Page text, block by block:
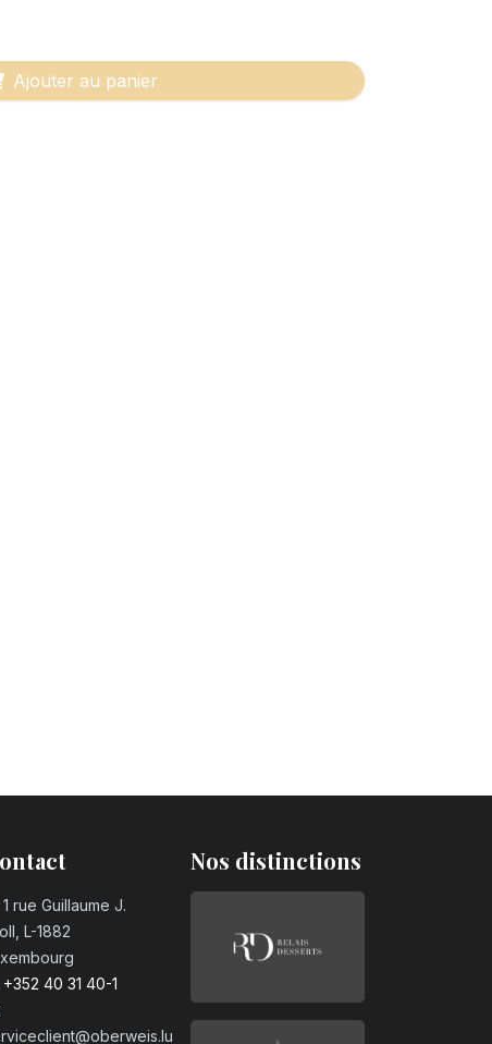
Ajouter au panier
1 rue Guillaume J.
L-1882
+352 40 31 40-1
Nos distinctions